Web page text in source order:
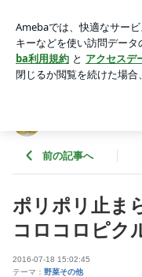
ーのあてレシピ
アプリをダウンロードし
ょう。
前の記事へ
ポリポリ止ま
コロコロピク
2016-07-18 15:02:45
テーマ： 野菜その他